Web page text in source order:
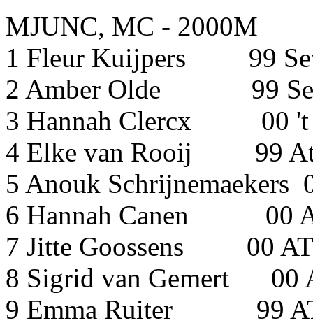
MJUNC, MC - 2000M
1 Fleur Kuijpers 99
2 Amber Olde 99
3 Hannah Clercx 00
4 Elke van Rooij 99
5 Anouk
6 Hannah Canen 00
7 Jitte Goossens 00
8 Sigrid van Gemert
9 Emma Ruiter 99